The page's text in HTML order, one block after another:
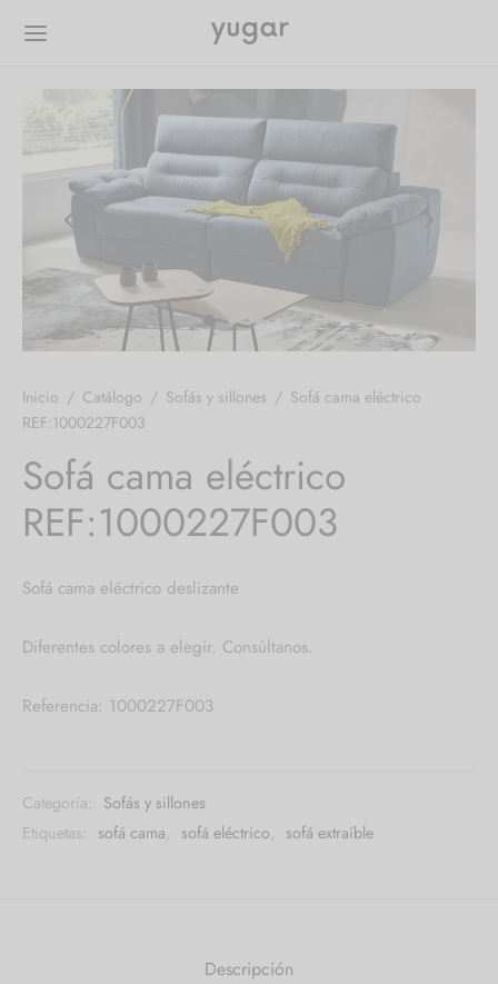
Inicio / Catálogo / Sofás y sillones / Sofá cama eléctrico
REF:1000227F003
Sofá cama eléctrico
REF:1000227F003
Sofá cama eléctrico deslizante
Diferentes colores a elegir. Consúltanos.
Referencia: 1000227F003
Categoría: Sofás y sillones
Etiquetas: sofá cama, sofá eléctrico, sofá extraíble
Descripción